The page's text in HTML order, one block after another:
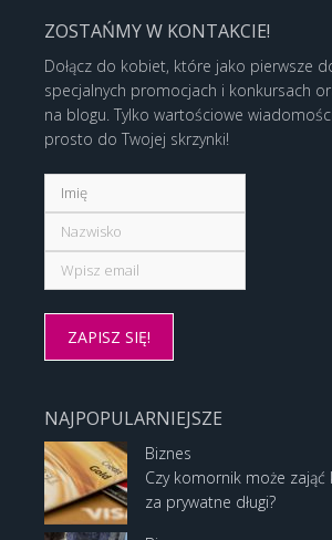
ZOSTAŃMY W KONTAKCIE!
Dołącz do kobiet, które jako pierwsze
specjalnych promocjach i konkursach
na blogu. Tylko wartościowe
prosto do Twojej skrzynki!
NAJPOPULARNIEJSZE
Biznes
Czy komornik może
za prywatne długi?